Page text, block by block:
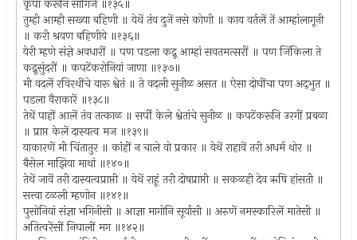
कृपा करूनि सांगिजे ॥१३५॥
तुम्ही आम्ही सख्या बहिणी ॥ येथें तंव दुजें नसे कोणी ॥ काय वर्तलें तें आम्हांलागूनी
॥ करी श्रवण बहिणीये ॥१३६॥
येरी म्हणे संज्ञे अवधारीं ॥ पण पडला कद्रू आम्हां सवतमत्सरीं ॥ पण जिंकिला ते
कद्रूसुंदरीं ॥ कपटेंकरोनियां जाणा ॥१३७॥
मी वदलें रविरथींचे वारू श्वेतं ॥ ते वदली सुनीळ असत ॥ ऐसा दोघींचा पण अद्‍भुत ॥
पडला वैराकारें ॥१३८॥
तेथें पाहों आलें तंव तत्काळ ॥ सर्पीं केले श्वेतांचे सुनीळ ॥ कपटेंकरूनि उरगीं प्रबळा
॥ प्राप्त केलें दास्यत्व मज ॥१३९॥
याकारणें मी चिंतातुर ॥ कांहीं न चाले वो प्रकार ॥ येथें राहावें तरी अधर्म थोर ॥
बैसेल माझिया माथां ॥१४०॥
तेथें जावें तरी दास्यत्वप्राप्ती ॥ येथें राहूं तरी दोषप्राप्ती ॥ सकळही देव ऋषि हांसती ॥
सत्त्वा टळली म्हणोन ॥१४१॥
पुसोनियां संज्ञा भगिनीसी ॥ आज्ञा मागोनि सूर्यासी ॥ अरुणें नमस्कारिलें मातेसी ॥
अतित्वरेंसीं निघालीं मग ॥१४२॥